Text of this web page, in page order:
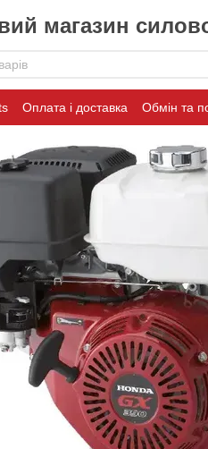
магазин
Оплата і доставка Обмін та